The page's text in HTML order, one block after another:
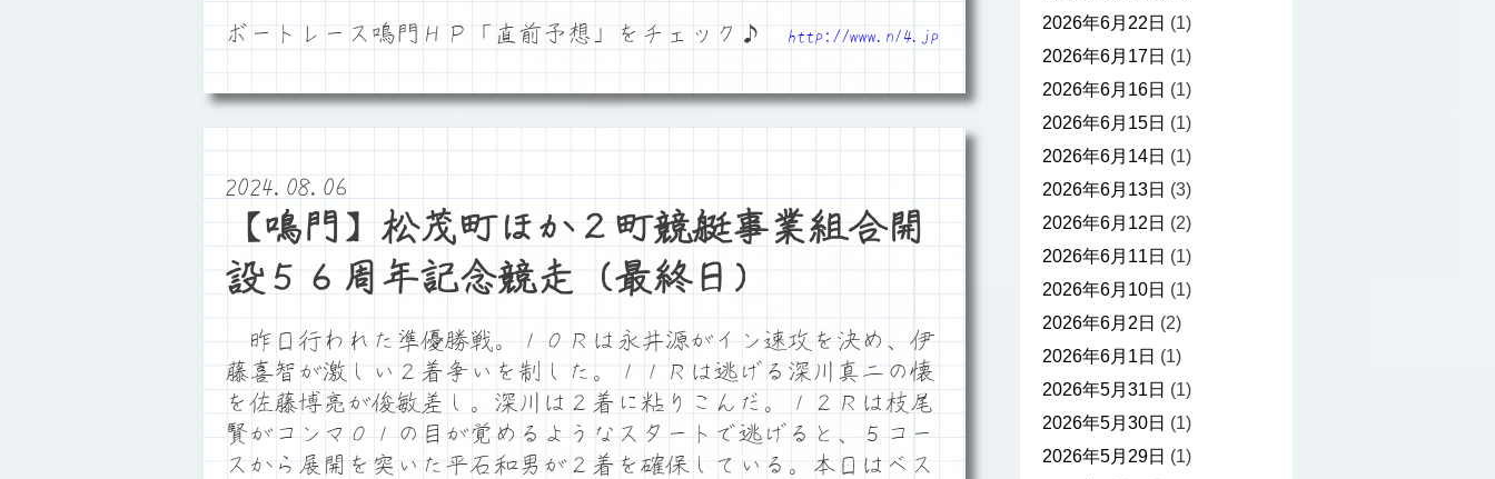
ボートレース鳴門ＨＰ「直前予想」をチェック♪ http://www.n14.jp
2024.08.06
【鳴門】松茂町ほか２町競艇事業組合開
設５６周年記念競走（最終日）
昨日行われた準優勝戦。１０Ｒは永井源がイン速攻を決め、伊
藤喜智が激しい２着争いを制した。１１Ｒは逃げる深川真二の懐
を佐藤博亮が俊敏差し。深川は２着に粘りこんだ。１２Ｒは枝尾
賢がコンマ０１の目が覚めるようなスタートで逃げると、５コー
スから展開を突いた平石和男が２着を確保している。本日はベス
2026年6月22日 (1)
2026年6月17日 (1)
2026年6月16日 (1)
2026年6月15日 (1)
2026年6月14日 (1)
2026年6月13日 (3)
2026年6月12日 (2)
2026年6月11日 (1)
2026年6月10日 (1)
2026年6月2日 (2)
2026年6月1日 (1)
2026年5月31日 (1)
2026年5月30日 (1)
2026年5月29日 (1)